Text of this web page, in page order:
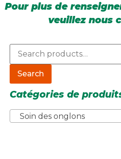
Pour plus de
veuillez nous
Search
Catégories de
Soin des onglons